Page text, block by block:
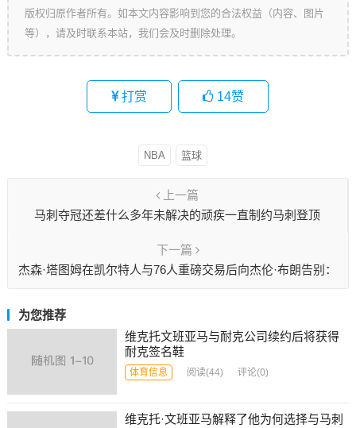
版权归原作者所有。如本文内容影响到您的合法权益（内容、图片
等），请及时联系本站，我们会及时删除处理。
打赏 14赞
NBA 篮球
上一篇
马刺夺冠还差什么多年未解决的顽疾一直制约马刺登顶
下一篇
杰森·塔图姆在凯尔特人与76人重磅交易后向杰伦·布朗告别：
为您推荐
维克托文班亚马与耐克公司续约后将获得
耐克签名鞋
体育信息 阅读(44) 评论(0)
维克托·文班亚马解释了他为何选择与马刺